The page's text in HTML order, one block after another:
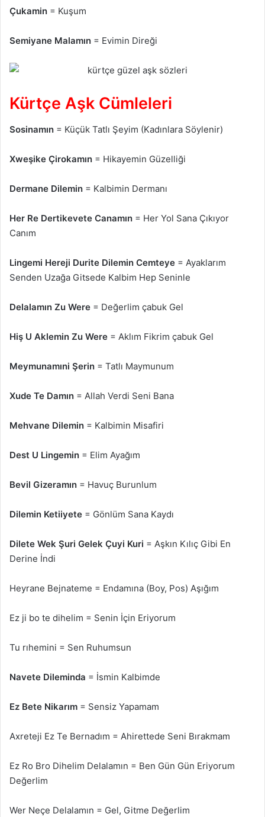
Çukamin = Kuşum
Semiyane Malamın = Evimin Direği
Kürtçe Aşk Cümleleri
Sosinamın = Küçük Tatlı Şeyim (Kadınlara Söylenir)
Xweşike Çirokamın = Hikayemin Güzelliği
Dermane Dilemin = Kalbimin Dermanı
Her Re Dertikevete Canamın = Her Yol Sana Çıkıyor
Canım
Lingemi Hereji Durite Dilemin Cemteye = Ayaklarım
Senden Uzağa Gitsede Kalbim Hep Seninle
Delalamın Zu Were = Değerlim çabuk Gel
Hiş U Aklemin Zu Were = Aklım Fikrim çabuk Gel
Meymunamıni Şerin = Tatlı Maymunum
Xude Te Damın = Allah Verdi Seni Bana
Mehvane Dilemin = Kalbimin Misafiri
Dest U Lingemin = Elim Ayağım
Bevil Gizeramın = Havuç Burunlum
Dilemin Ketiiyete = Gönlüm Sana Kaydı
Dilete Wek Şuri Gelek Çuyi Kuri = Aşkın Kılıç Gibi En
Derine İndi
Heyrane Bejnateme = Endamına (Boy, Pos) Aşığım
Ez ji bo te dihelim = Senin İçin Eriyorum
Tu rıhemini = Sen Ruhumsun
Navete Dileminda = İsmin Kalbimde
Ez Bete Nikarım = Sensiz Yapamam
Axreteji Ez Te Bernadım = Ahirettede Seni Bırakmam
Ez Ro Bro Dihelim Delalamın = Ben Gün Gün Eriyorum
Değerlim
Wer Neçe Delalamın = Gel, Gitme Değerlim